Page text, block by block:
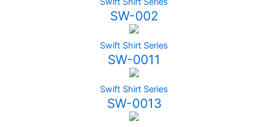
SW-002
Swift Shirt Series
SW-0011
Swift Shirt Series
SW-0013